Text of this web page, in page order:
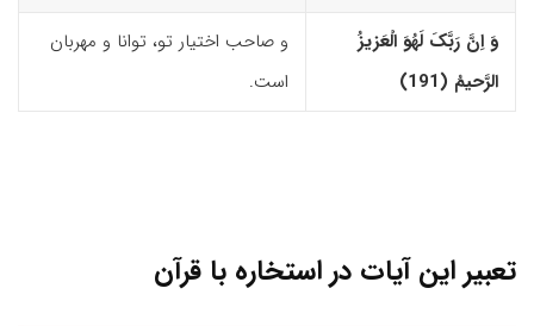
وَ اِنَّ رَبَّکَ لَهُوَ الْعَزیزُ
الرَّحیمُ (191)‏
و صاحب اختیار تو، توانا و مهربان
است.
تعبیر این آیات در استخاره با قرآن